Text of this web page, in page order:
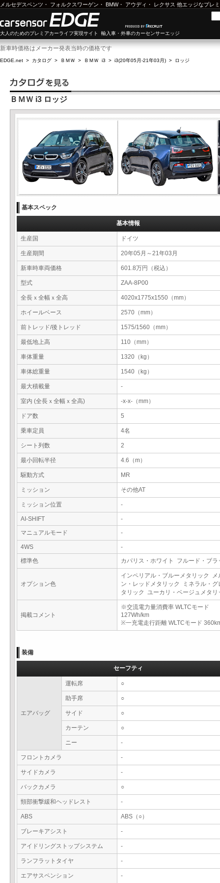
メルセデスベンツ ・ フォルクスワーゲン ・ BMW・ アウディ ・ レクサス 他エッジなプレ
大人のためのプレミアカーライフ実現サイト 輸入車・外車のカーセンサーエッジ
新車時価格はメーカー発表当時の価格です
EDGE.net > カタログ > ＢＭＷ > ＢＭＷ i3 > i3(20年05月-21年03月) > ロッジ
ＢＭＷ i3 ロッジ
基本スペック
基本情報
生産国 ドイツ
生産期間 20年05月～21年03月
新車時車両価格 601.8万円（税込）
型式 ZAA-8P00
全長ｘ全幅ｘ全高 4020x1775x1550（mm）
ホイールベース 2570（mm）
前トレッド/後トレッド 1575/1560（mm）
最低地上高 110（mm）
車体重量 1320（kg）
車体総重量 1540（kg）
最大積載量 -
室内 (全長ｘ全幅ｘ全高) -x-x-（mm）
ドア数 5
乗車定員 4名
シート列数 2
最小回転半径 4.6（m）
駆動方式 MR
ミッション その他AT
ミッション位置 -
AI-SHIFT
-
マニュアルモード
-
4WS
-
標準色
カパリス・ホワイト フルード・ブ
オプション色
インペリアル・ブルーメタリック メ
ン・レッドメタリック ミネラル・グ
タリック ユーカリ・ベージュメタ
掲載コメント
※交流電力量消費率 WLTCモード
127Wh/km
※一充電走行距離 WLTCモード
装備
セーフティ
エアバッグ
運転席 ○
助手席 ○
サイド ○
カーテン ○
ニー -
フロントカメラ -
サイドカメラ -
バックカメラ ○
頸部衝撃緩和ヘッドレスト -
ABS ABS（○）
ブレーキアシスト -
アイドリングストップシステム -
ランフラットタイヤ -
エアサスペンション -